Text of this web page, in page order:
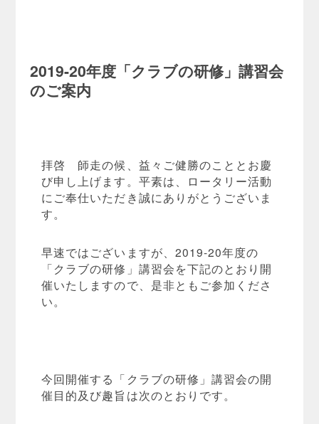
2019-20年度「クラブの研修」講習会
のご案内
拝啓 師走の候、益々ご健勝のこととお慶
び申し上げます。平素は、ロータリー活動
にご奉仕いただき誠にありがとうございま
す。
早速ではございますが、2019-20年度の
「クラブの研修」講習会を下記のとおり開
催いたしますので、是非ともご参加くださ
い。
今回開催する「クラブの研修」講習会の開
催目的及び趣旨は次のとおりです。